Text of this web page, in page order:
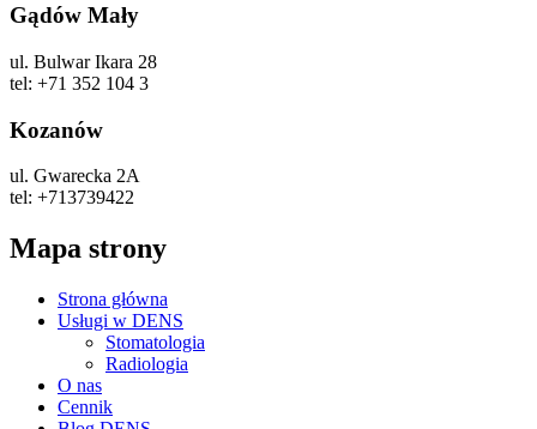
Gądów Mały
ul. Bulwar Ikara 28
tel: +71 352 104 3
Kozanów
ul. Gwarecka 2A
tel: +713739422
Mapa strony
Strona główna
Usługi w DENS
Stomatologia
Radiologia
O nas
Cennik